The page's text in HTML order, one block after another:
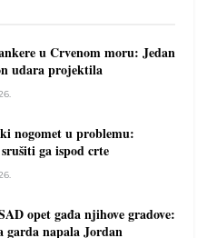
u Crvenom moru: Jedan
udara projektila
nogomet u problemu:
ga ispod crte
opet gađa njihove gradove:
garda napala Jordan